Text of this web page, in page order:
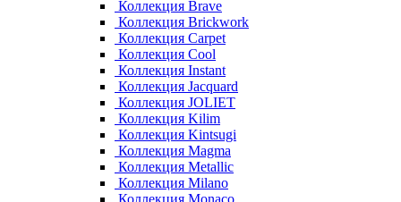
Коллекция Brave
Коллекция Brickwork
Коллекция Carpet
Коллекция Cool
Коллекция Instant
Коллекция Jacquard
Коллекция JOLIET
Коллекция Kilim
Коллекция Kintsugi
Коллекция Magma
Коллекция Metallic
Коллекция Milano
Коллекция Monaco